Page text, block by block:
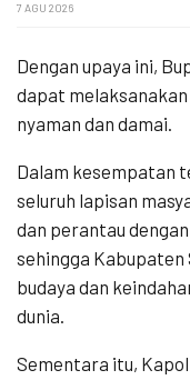
7 AGU 2026
Dengan upaya ini,
dapat
nyaman dan damai.
Dalam kesempatan
seluruh lapisan
dan perantau
sehingga Kabupaten
budaya dan
dunia.
Sementara itu,